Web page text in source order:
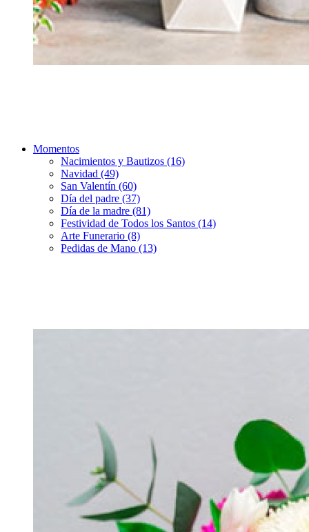
Momentos
Nacimientos y Bautizos (16)
Navidad (49)
San Valentín (60)
Día del padre (37)
Día de la madre (81)
Festividad de Todos los Santos (14)
Arte Funerario (8)
Pedidas de Mano (13)